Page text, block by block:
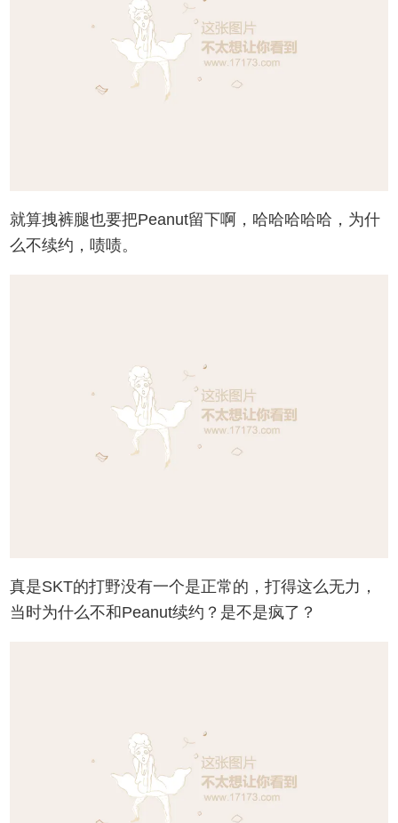
就算拽裤腿也要把Peanut留下啊，哈哈哈哈哈，为什
么不续约，啧啧。
真是SKT的打野没有一个是正常的，打得这么无力，
当时为什么不和Peanut续约？是不是疯了？